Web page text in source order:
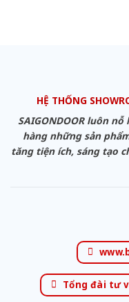
HỆ THỐNG
SAIGONDOOR luôn
hàng những sản
tăng tiện ích, sáng tạo
Tổng đài tư